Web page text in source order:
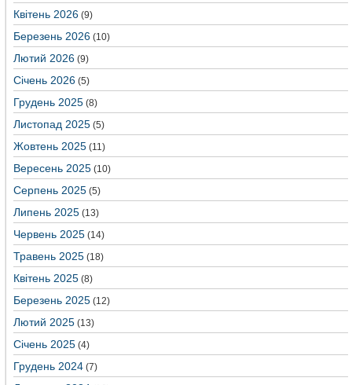
Квітень 2026 (9)
Березень 2026 (10)
Лютий 2026 (9)
Січень 2026 (5)
Грудень 2025 (8)
Листопад 2025 (5)
Жовтень 2025 (11)
Вересень 2025 (10)
Серпень 2025 (5)
Липень 2025 (13)
Червень 2025 (14)
Травень 2025 (18)
Квітень 2025 (8)
Березень 2025 (12)
Лютий 2025 (13)
Січень 2025 (4)
Грудень 2024 (7)